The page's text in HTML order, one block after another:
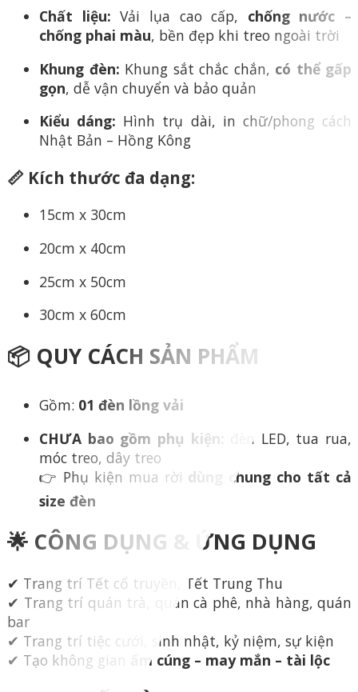
Chất liệu: Vải lụa cao cấp, chống nước –
chống phai màu, bền đẹp khi treo ngoài trời
Khung đèn: Khung sắt chắc chắn, có thể gấp
gọn, dễ vận chuyển và bảo quản
Kiểu dáng: Hình trụ dài, in chữ/phong cách
Nhật Bản – Hồng Kông
📏 Kích thước đa dạng:
15cm x 30cm
20cm x 40cm
25cm x 50cm
30cm x 60cm
📦 QUY CÁCH SẢN PHẨM
Gồm: 01 đèn lồng vải
CHƯA bao gồm phụ kiện:
đèn LED, tua rua,
móc treo, dây treo
👉 Phụ kiện mua rời dùng chung cho tất cả
size đèn
🌟 CÔNG DỤNG & ỨNG DỤNG
✔ Trang trí Tết cổ truyền, Tết Trung Thu
✔ Trang trí quán trà, quán cà phê, nhà hàng, quán
bar
✔ Trang trí tiệc cưới, sinh nhật, kỷ niệm, sự kiện
✔ Tạo không gian
ấm cúng – may mắn – tài lộc